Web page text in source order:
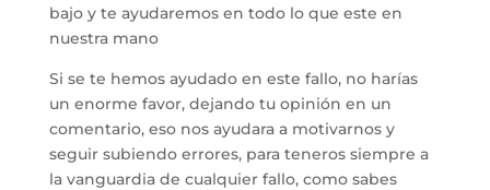
bajo y te ayudaremos en todo lo que este en
nuestra mano
Si se te hemos ayudado en este fallo, no harías
un enorme favor, dejando tu opinión en un
comentario, eso nos ayudara a motivarnos y
seguir subiendo errores, para teneros siempre a
la vanguardia de cualquier fallo, como sabes